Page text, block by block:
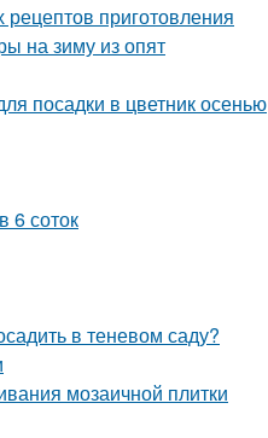
приготовления
на зиму из опят
посадки в цветник осенью
6 соток
в теневом саду?
мозаичной плитки